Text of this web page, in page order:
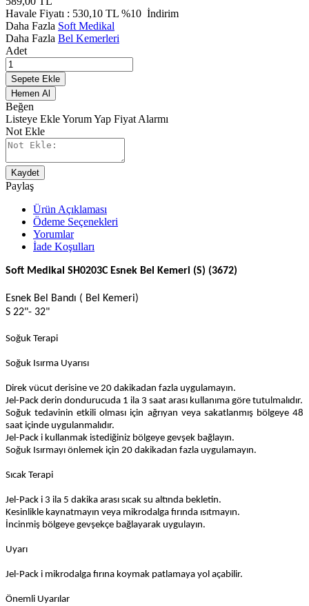
Havale Fiyatı : 530,10 TL %10 İndirim
Daha Fazla Soft Medikal
Daha Fazla Bel Kemerleri
Adet
Sepete Ekle
Hemen Al
Beğen
Listeye EkleYorum Yap Fiyat Alarmı
Not Ekle
Kaydet
Paylaş
Ürün Açıklaması
Ödeme Seçenekleri
Yorumlar
İade Koşulları
Soft Medikal SH0203C Esnek Bel Kemeri (S) (3672)
Esnek Bel Bandı ( Bel Kemeri)
S 22"- 32"
Soğuk Terapi
Soğuk Isırma Uyarısı
Direk vücut derisine ve 20 dakikadan fazla uygulamayın.
Jel-Pack derin dondurucuda 1 ila 3 saat arası kullanıma göre tutulmalıdır.
Soğuk tedavinin etkili olması için ağrıyan veya sakatlanmış bölgeye 48
saat içinde uygulanmalıdır.
Jel-Pack i kullanmak istediğiniz bölgeye gevşek bağlayın.
Soğuk Isırmayı önlemek için 20 dakikadan fazla uygulamayın.
Sıcak Terapi
Jel-Pack i 3 ila 5 dakika arası sıcak su altında bekletin.
Kesinlikle kaynatmayın veya mikrodalga fırında ısıtmayın.
İncinmiş bölgeye gevşekçe bağlayarak uygulayın.
Uyarı
Jel-Pack i mikrodalga fırına koymak patlamaya yol açabilir.
Önemli Uyarılar